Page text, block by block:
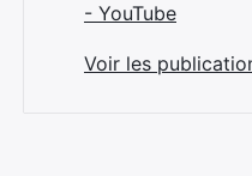
- YouTube
Voir les